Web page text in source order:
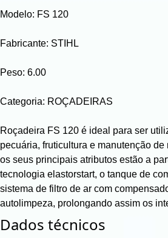
Modelo: FS 120
Fabricante: STIHL
Peso: 6.00
Categoria: ROÇADEIRAS
Roçadeira FS 120 é ideal para ser
pecuária, fruticultura e manutenção
os seus principais atributos estão a
tecnologia elastorstart, o tanque de
sistema de filtro de ar com
autolimpeza, prolongando assim os
Dados técnicos